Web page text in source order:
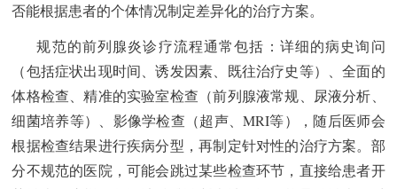
否能根据患者的个体情况制定差异化的治疗方案。
规范的前列腺炎诊疗流程通常包括：详细的病史询问
（包括症状出现时间、诱发因素、既往治疗史等）、全面的
体格检查、精准的实验室检查（前列腺液常规、尿液分析、
细菌培养等）、影像学检查（超声、MRI等），随后医师会
根据检查结果进行疾病分型，再制定针对性的治疗方案。部
分不规范的医院，可能会跳过某些检查环节，直接给患者开